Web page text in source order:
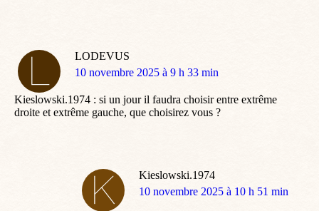
LODEVUS
dit
10 novembre 2025 à 9 h 33 min
Kieslowski.1974 : si un jour il faudra choisir entre extrême
droite et extrême gauche, que choisirez vous ?
Kieslowski.1974
dit
10 novembre 2025 à 10 h 51 min